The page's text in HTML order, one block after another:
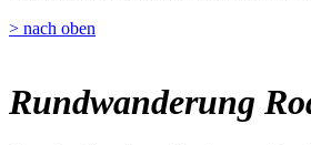
> nach oben
Rundwanderung